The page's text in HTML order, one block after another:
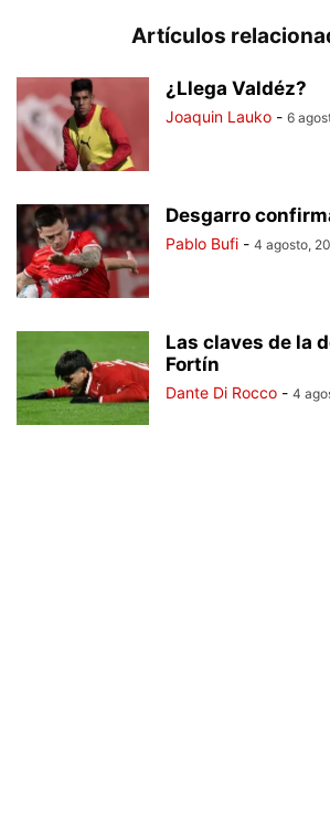
Artículos
¿Llega Valdéz?
Joaquin Lauko - 6
Desgarro
Pablo Bufi - 4 agosto,
Las claves de la
Fortín
Dante Di Rocco - 4